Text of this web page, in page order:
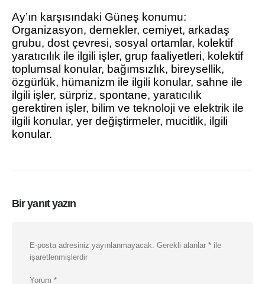
Ay’ın karşısındaki Güneş konumu:
Organizasyon, dernekler, cemiyet, arkadaş
grubu, dost çevresi, sosyal ortamlar, kolektif
yaratıcılık ile ilgili işler, grup faaliyetleri, kolektif
toplumsal konular, bağımsızlık, bireysellik,
özgürlük, hümanizm ile ilgili konular, sahne ile
ilgili işler, sürpriz, spontane, yaratıcılık
gerektiren işler, bilim ve teknoloji ve elektrik ile
ilgili konular, yer değiştirmeler, mucitlik, ilgili
konular.
Bir yanıt yazın
E-posta adresiniz yayınlanmayacak. Gerekli alanlar * ile
işaretlenmişlerdir
Yorum *